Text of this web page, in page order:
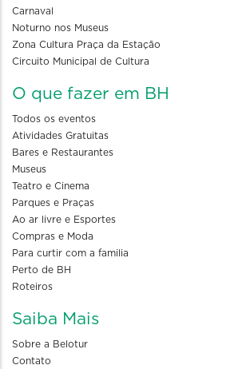
Carnaval
Noturno nos Museus
Zona Cultura Praça da Estação
Circuito Municipal de Cultura
O que fazer em BH
Todos os eventos
Atividades Gratuitas
Bares e Restaurantes
Museus
Teatro e Cinema
Parques e Praças
Ao ar livre e Esportes
Compras e Moda
Para curtir com a familia
Perto de BH
Roteiros
Saiba Mais
Sobre a Belotur
Contato